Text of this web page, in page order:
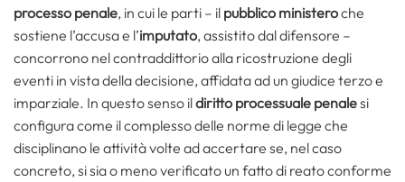
processo penale, in cui le parti – il pubblico ministeroche
sostiene l’accusa e l’imputato, assistito dal difensore –
concorrono nel contraddittorio alla ricostruzione degli
eventi in vista della decisione, affidata ad un giudice terzo e
imparziale. In questo senso ildiritto processuale penalesi
configura come il complesso delle norme di legge che
disciplinano le attività volte ad accertare se, nel caso
concreto, si sia o meno verificato un fatto di reato conforme